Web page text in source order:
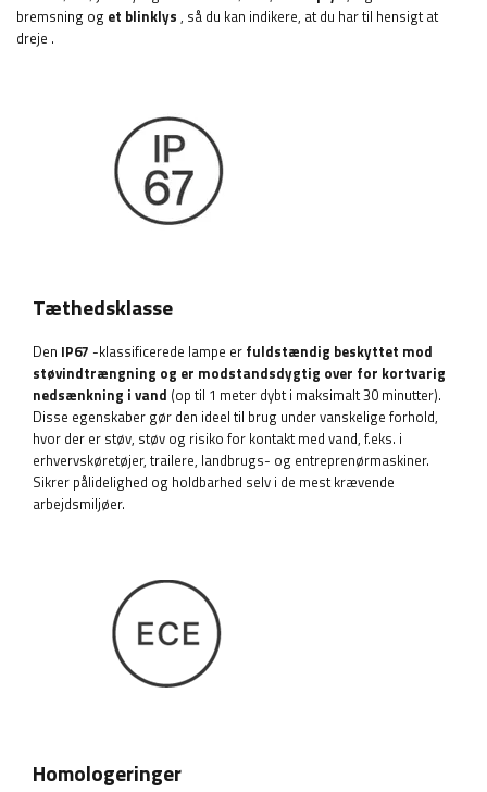
bremsning og et blinklys , så du kan indikere, at du har til hensigt at
dreje .
Tæthedsklasse
Den IP67 -klassificerede lampe er fuldstændig beskyttet mod
støvindtrængning og er modstandsdygtig over for kortvarig
nedsænkning i vand (op til 1 meter dybt i maksimalt 30 minutter).
Disse egenskaber gør den ideel til brug under vanskelige forhold,
hvor der er støv, støv og risiko for kontakt med vand, f.eks. i
erhvervskøretøjer, trailere, landbrugs- og entreprenørmaskiner.
Sikrer pålidelighed og holdbarhed selv i de mest krævende
arbejdsmiljøer.
Homologeringer